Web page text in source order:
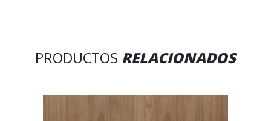
PRODUCTOS RELACIONADOS